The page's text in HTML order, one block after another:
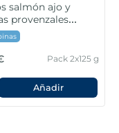
salmón ajo y
provenzales
Pack 2x125 g
Añadir